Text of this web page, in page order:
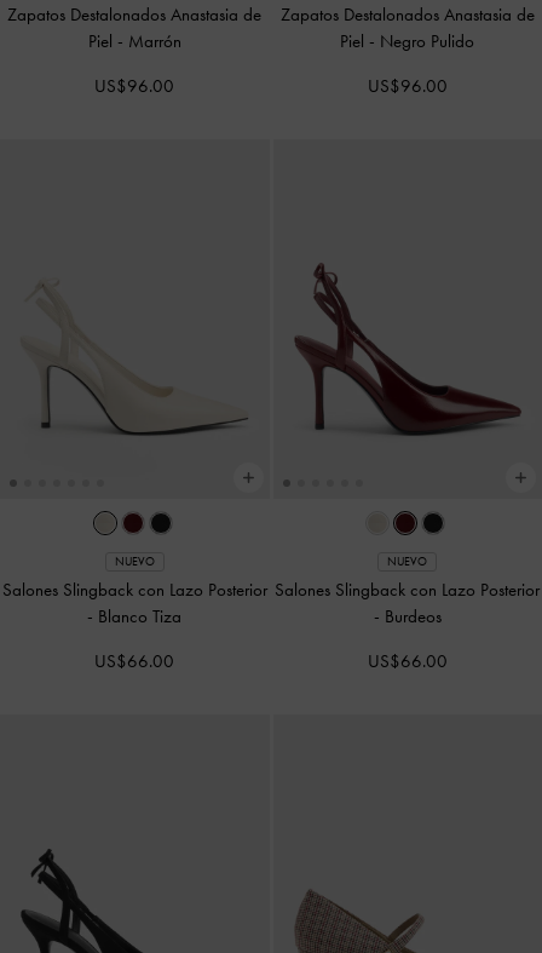
Zapatos Destalonados Anastasia de
Piel - Marrón
US$96.00
Zapatos Destalonados Anastasia de
Piel - Negro Pulido
US$96.00
NUEVO
Salones Slingback con Lazo Posterior
- Blanco Tiza
US$66.00
NUEVO
Salones Slingback con Lazo Posterior
- Burdeos
US$66.00